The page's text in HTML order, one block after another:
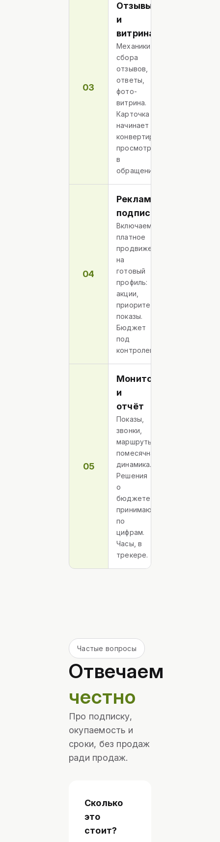
03
Отзывы
и
витрина
Механики
сбора
отзывов,
ответы,
фото-
витрина.
Карточка
начинает
конвертировать
просмотры
в
обращения.
04
Рекламная
подписка
Включаем
платное
продвижение
на
готовый
профиль:
акции,
приоритетные
показы.
Бюджет
под
контролем.
05
Мониторинг
и
отчёт
Показы,
звонки,
маршруты,
помесячная
динамика.
Решения
о
бюджете
принимаются
по
цифрам.
Часы, в
трекере.
Частые вопросы
Отвечаем
честно
Про подписку,
окупаемость и
сроки, без продаж
ради продаж.
Сколько
это
стоит?